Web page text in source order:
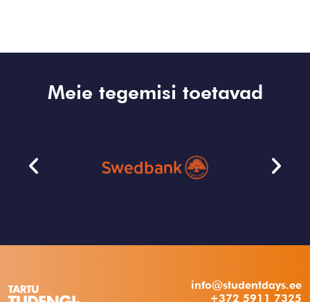
Meie tegemisi toetavad
info@studentdays.ee
+372 5911 7325